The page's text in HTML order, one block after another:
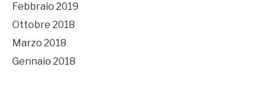
Febbraio 2019
Ottobre 2018
Marzo 2018
Gennaio 2018